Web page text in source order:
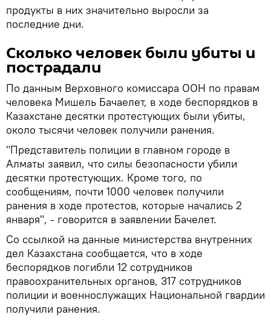
продукты в них значительно выросли за
последние дни.
Сколько человек были убиты и
пострадали
По данным Верховного комиссара ООН по правам
человека Мишель Бачаелет, в ходе беспорядков в
Казахстане десятки протестующих были убиты,
около тысячи человек получили ранения.
"Представитель полиции в главном городе в
Алматы заявил, что силы безопасности убили
десятки протестующих. Кроме того, по
сообщениям, почти 1000 человек получили
ранения в ходе протестов, которые начались 2
января", - говорится в заявлении Бачелет.
Со ссылкой на данные министерства внутренних
дел Казахстана сообщается, что в ходе
беспорядков погибли 12 сотрудников
правоохранительных органов, 317 сотрудников
полиции и военнослужащих Национальной гвардии
получили ранения.